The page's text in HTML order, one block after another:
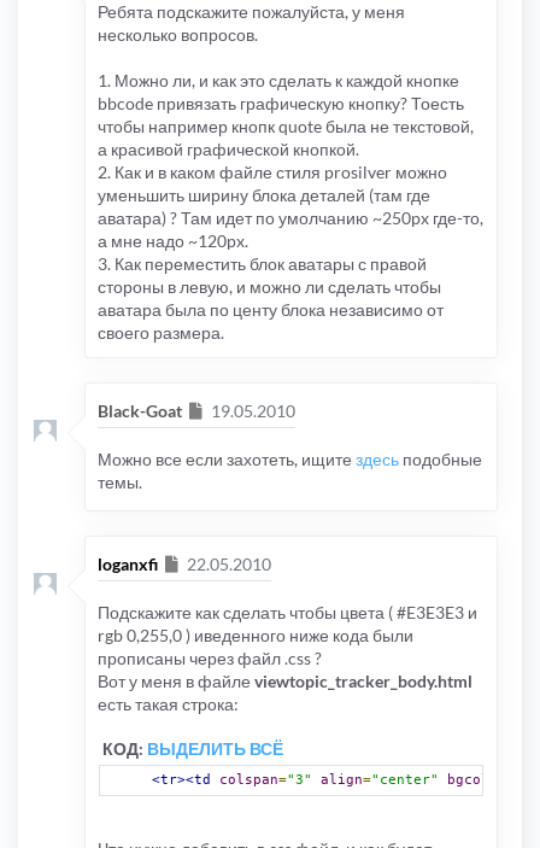
Ребята подскажите пожалуйста, у меня
несколько вопросов.
1. Можно ли, и как это сделать к каждой кнопке
bbcode привязать графическую кнопку? Тоесть
чтобы например кнопк quote была не текстовой,
а красивой графической кнопкой.
2. Как и в каком файле стиля prosilver можно
уменьшить ширину блока деталей (там где
аватара) ? Там идет по умолчанию ~250px где-то,
а мне надо ~120px.
3. Как переместить блок аватары с правой
стороны в левую, и можно ли сделать чтобы
аватара была по центу блока независимо от
своего размера.
Black-Goat Сообщение
19.05.2010
Можно все если захотеть, ищите здесь подобные
темы.
loganxfi Сообщение
22.05.2010
Подскажите как сделать чтобы цвета ( #E3E3E3 и
rgb 0,255,0 ) иведенного ниже кода были
прописаны через файл .css ?
Вот у меня в файле viewtopic_tracker_body.html
есть такая строка:
КОД: ВЫДЕЛИТЬ ВСЁ
<tr><td colspan="3" align="center" bgcolor